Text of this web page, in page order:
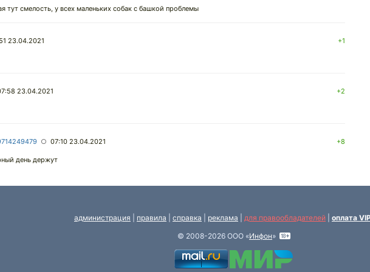
тут смелость, у всех маленьких собак с башкой проблемы
23.04.2021 +1
23.04.2021 +2
○ 07:10 23.04.2021 +8
день держут
администрация правила справка реклама для правообладателей оплата
© 2008-2026 ООО «Инфон»